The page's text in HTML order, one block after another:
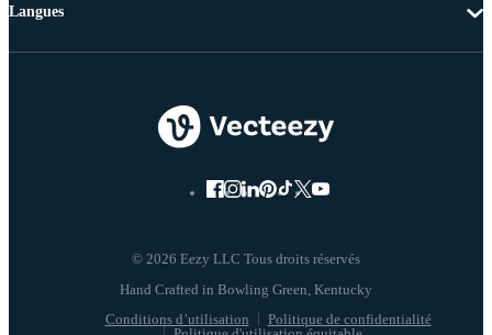
© 2026 Eezy LLC Tous droits réservés
Conditions d’utilisation
Politique de confidentialité
Langues